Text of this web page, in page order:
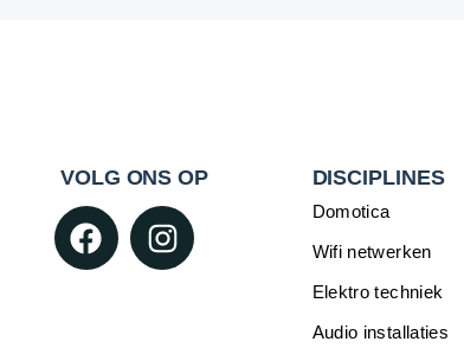
VOLG ONS OP DISCIPLINES
Domotica
Wifi netwerken
Elektro techniek
Audio installaties